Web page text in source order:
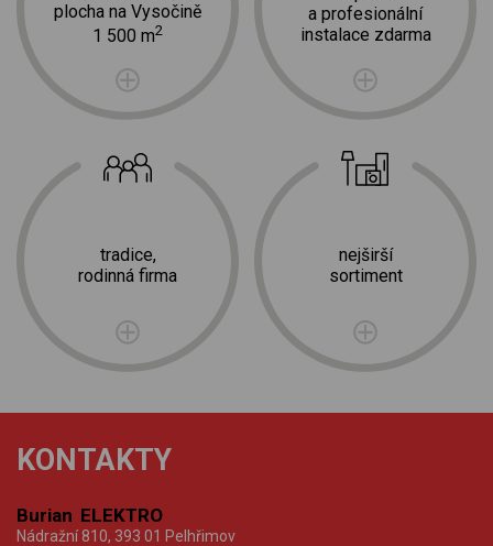
plocha na Vysočině
1 500 m2
tradice,
rodinná firma
a profesionální
instalace zdarma
nejširší
sortiment
KONTAKTY
Burian ELEKTRO
Nádražní 810, 393 01 Pelhřimov